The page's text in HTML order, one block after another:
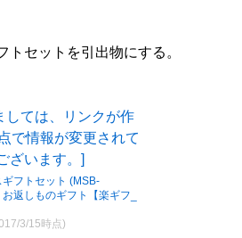
トセットを引出物にする。
ギフトセット (MSB-
返しものギフト【楽ギフ_
3/15時点)